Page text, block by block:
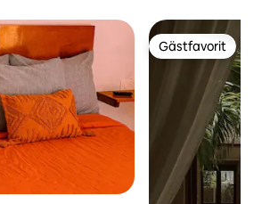
Gästfavorit
Gästfavorit